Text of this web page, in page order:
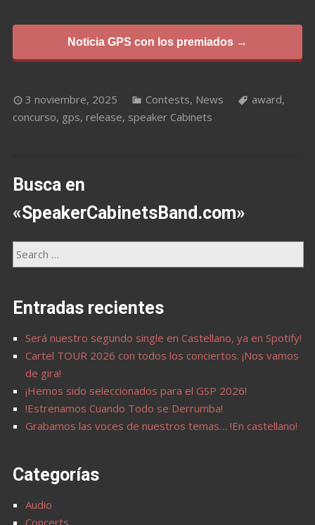
Noticia GPS con los premiados →
3 noviembre, 2025 Contests, News award,
concurso, gps, release, speaker Cabinets
Busca en
«SpeakerCabinetsBand.com»
Entradas recientes
Será nuestro segundo single en Castellano, ya en Spotify!
Cartel TOUR 2026 con todos los conciertos. ¡Nos vamos
de gira!
¡Hemos sido seleccionados para el GSP 2026!
!Estrenamos Cuando Todo se Derrumba!
Grabamos las voces de nuestros temas… !En castellano!
Categorías
Audio